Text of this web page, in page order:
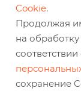
308009,
Cookie.
Продолжая
на
соответствии
сохранение